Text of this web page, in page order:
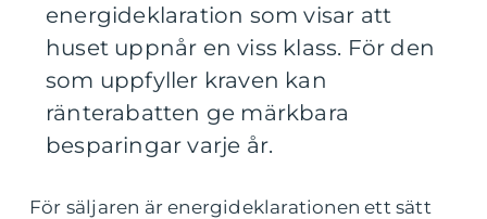
energideklaration som visar att
huset uppnår en viss klass. För den
som uppfyller kraven kan
ränterabatten ge märkbara
besparingar varje år.
För säljaren är energideklarationen ett sätt